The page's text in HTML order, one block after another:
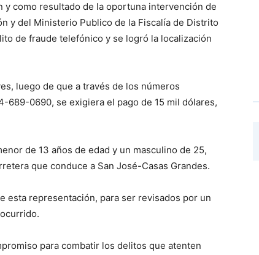
y como resultado de la oportuna intervención de
y del Ministerio Publico de la Fiscalía de Distrito
de fraude telefónico y se logró la localización
luego de que a través de los números
0690, se exigiera el pago de 15 mil dólares,
de 13 años de edad y un masculino de 25,
que conduce a San José-Casas Grandes.
esta representación, para ser revisados por un
para combatir los delitos que atenten